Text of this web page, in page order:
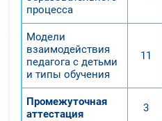
процесса
Модели
взаимодействия
педагога с детьми
и типы обучения
11
Промежуточная
аттестация
3